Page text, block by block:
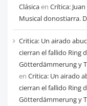
Clásicaen Crítica:
Musical donostiarra.
Critica: Un airado
cierran el fallido Ring
Götterdämmerung y
en Critica: Un airado
cierran el fallido Ring
Götterdämmerung y